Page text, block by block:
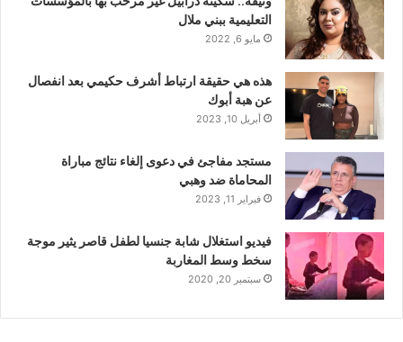
التعليمية ببني ملال
مايو 6, 2022
هذه هي حقيقة ارتباط أشرف حكيمي بعد انفصال
عن هبة أبوك
أبريل 10, 2023
مستجد مفاجئ في دعوى إلغاء نتائج مباراة
المحاماة ضد وهبي
فبراير 11, 2023
فيديو استغلال شابة جنسيا لطفل قاصر يثير موجة
سخط وسط المغاربة
سبتمبر 20, 2020